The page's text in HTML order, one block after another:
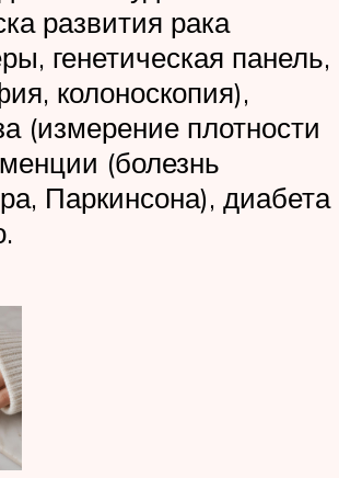
развития рака
генетическая панель,
колоноскопия),
(измерение плотности
(болезнь
Паркинсона), диабета